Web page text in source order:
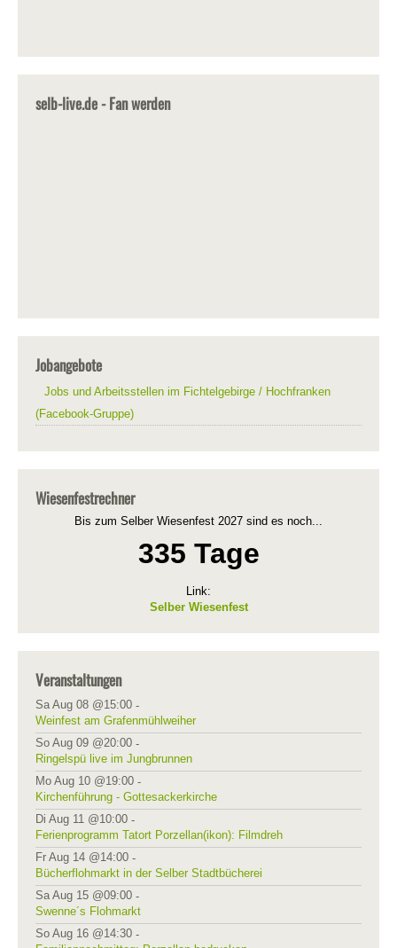
selb-live.de - Fan werden
Jobangebote
Jobs und Arbeitsstellen im Fichtelgebirge / Hochfranken
(Facebook-Gruppe)
Wiesenfestrechner
Bis zum Selber Wiesenfest 2027 sind es noch...
335 Tage
Link:
Selber Wiesenfest
Veranstaltungen
Sa Aug 08 @15:00 -
Weinfest am Grafenmühlweiher
So Aug 09 @20:00 -
Ringelspü live im Jungbrunnen
Mo Aug 10 @19:00 -
Kirchenführung - Gottesackerkirche
Di Aug 11 @10:00 -
Ferienprogramm Tatort Porzellan(ikon): Filmdreh
Fr Aug 14 @14:00 -
Bücherflohmarkt in der Selber Stadtbücherei
Sa Aug 15 @09:00 -
Swenne´s Flohmarkt
So Aug 16 @14:30 -